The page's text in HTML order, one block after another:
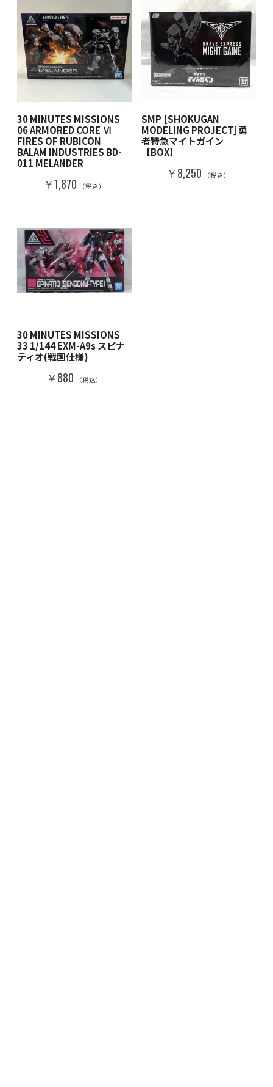
30 MINUTES MISSIONS
06 ARMORED CORE Ⅵ
FIRES OF RUBICON
BALAM INDUSTRIES BD-
011 MELANDER
￥1,870 （税込）
SMP [SHOKUGAN
MODELING PROJECT] 勇
者特急マイトガイン
【BOX】
￥8,250 （税込）
30 MINUTES MISSIONS
33 1/144 EXM-A9s スピナ
ティオ(戦国仕様)
￥880 （税込）